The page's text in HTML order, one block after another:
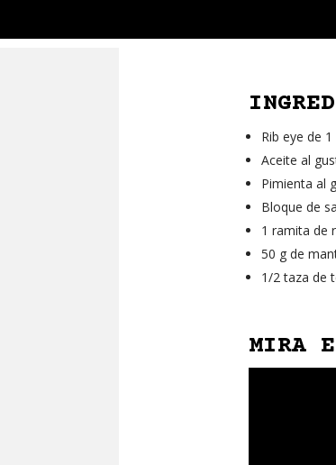
Rib eye de
Aceite al
Pimienta al
Bloque de
1 ramita de
50 g de
1/2 taza de
MIRA